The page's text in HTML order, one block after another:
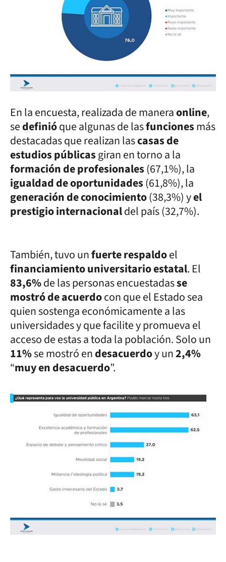
En la encuesta, realizada de maneraonline,
sedefinióque algunas de lasfuncionesmás
destacadas que realizan lascasas de
estudios públicasgiran en torno a la
formación de profesionales(67,1%), la
igualdad de oportunidades(61,8%), la
generación de conocimiento(38,3%) yel
prestigio internacionaldel país (32,7%).
También, tuvo unfuerte respaldoel
financiamiento universitario estatal. El
83,6%de las personas encuestadasse
mostró de acuerdocon que el Estado sea
quien sostenga económicamente a las
universidades y que facilite y promueva el
acceso de estas a toda la población. Solo un
11%se mostró endesacuerdoy un2,4%
“muy en desacuerdo”.